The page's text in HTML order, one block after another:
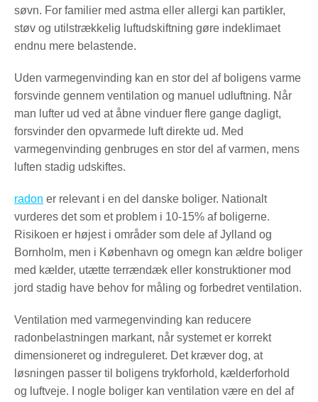
søvn. For familier med astma eller allergi kan partikler,
støv og utilstrækkelig luftudskiftning gøre indeklimaet
endnu mere belastende.
Uden varmegenvinding kan en stor del af boligens varme
forsvinde gennem ventilation og manuel udluftning. Når
man lufter ud ved at åbne vinduer flere gange dagligt,
forsvinder den opvarmede luft direkte ud. Med
varmegenvinding genbruges en stor del af varmen, mens
luften stadig udskiftes.
radon er relevant i en del danske boliger. Nationalt
vurderes det som et problem i 10-15% af boligerne.
Risikoen er højest i områder som dele af Jylland og
Bornholm, men i København og omegn kan ældre boliger
med kælder, utætte terrændæk eller konstruktioner mod
jord stadig have behov for måling og forbedret ventilation.
Ventilation med varmegenvinding kan reducere
radonbelastningen markant, når systemet er korrekt
dimensioneret og indreguleret. Det kræver dog, at
løsningen passer til boligens trykforhold, kælderforhold
og luftveje. I nogle boliger kan ventilation være en del af